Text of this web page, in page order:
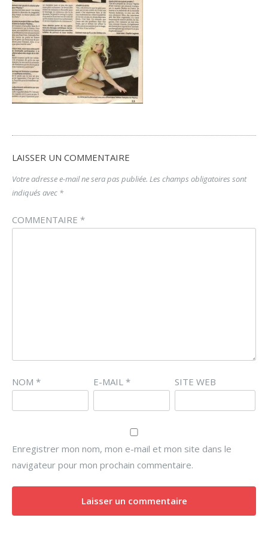
LAISSER UN COMMENTAIRE
Votre adresse e-mail ne sera pas publiée. Les champs obligatoires sont
indiqués avec *
COMMENTAIRE *
NOM * E-MAIL * SITE WEB
Enregistrer mon nom, mon e-mail et mon site dans le
navigateur pour mon prochain commentaire.